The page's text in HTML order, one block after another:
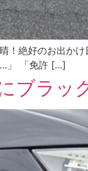
絶好のお出か
…」 「免許 […]
ブラッ